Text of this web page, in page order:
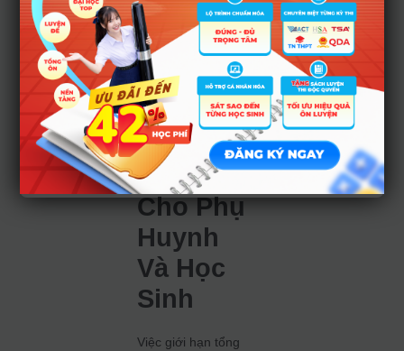
tổ hợp xét tuyển,
với mức điểm tối đa
là 10 điểm trên
thang điểm 30.
Tổng Kết
Và Lời
Khuyên
Cho Phụ
Huynh
Và Học
Sinh
Việc giới hạn tổng